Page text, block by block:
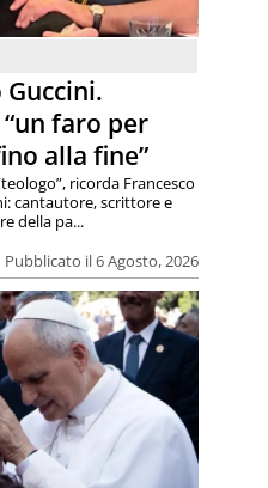
faro per
alla fine”
Pubblicato il 6 Agosto, 2026
ricorda Francesco
cantautore, scrittore e
della pa...